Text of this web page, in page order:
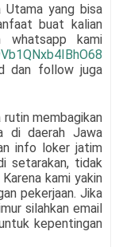
Utama yang bisa
buat kalian
whatsapp kami
dan follow juga
membagikan
di daerah Jawa
info loker jatim
setarakan, tidak
kami yakin
pekerjaan. Jika
silahkan email
kepentingan